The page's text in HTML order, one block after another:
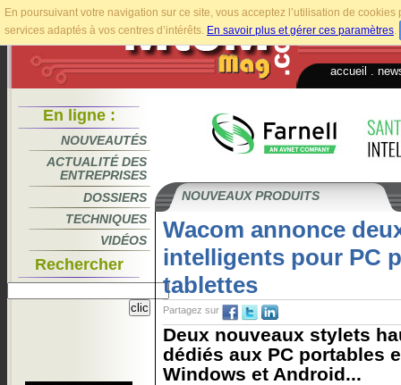
En poursuivant votre navigation sur ce site, vous acceptez l’utilisation de
services adaptés à vos centres d’intérêts. En savoir plus et gérer ces paramètres.
accueil
En ligne :
NOUVEAUTÉS
ACTUALITÉ DES
ENTREPRISES
DOSSIERS
TECHNIQUES
VIDÉOS
Rechercher
NOUVEAUX PRODUITS
Wacom annonce
intelligents pour PC
tablettes
Partagez sur
Deux nouveaux stylets
dédiés aux PC portables
Windows et Android...